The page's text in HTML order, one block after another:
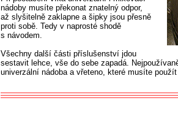
nádoby musíte překonat znatelný odpor,
až slyšitelně zaklapne a šipky jsou přesně
proti sobě. Tedy v naprosté shodě
s návodem.
Všechny další části příslušenství jdou
sestavit lehce, vše do sebe zapadá.
univerzální nádoba a vřeteno, které musíte